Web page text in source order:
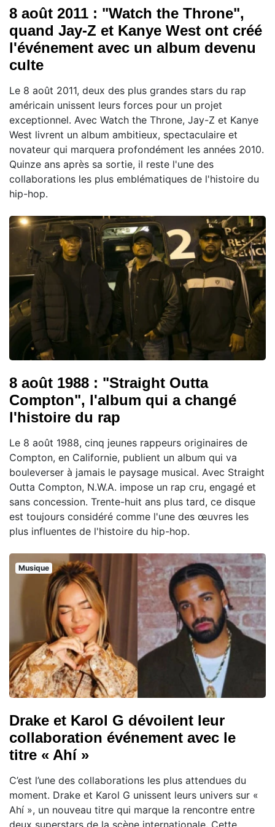
8 août 2011 : "Watch the Throne",
quand Jay-Z et Kanye West ont créé
l'événement avec un album devenu
culte
Le 8 août 2011, deux des plus grandes stars du rap
américain unissent leurs forces pour un projet
exceptionnel. Avec Watch the Throne, Jay-Z et Kanye
West livrent un album ambitieux, spectaculaire et
novateur qui marquera profondément les années 2010.
Quinze ans après sa sortie, il reste l'une des
collaborations les plus emblématiques de l'histoire du
hip-hop.
8 août 1988 : "Straight Outta
Compton", l'album qui a changé
l'histoire du rap
Le 8 août 1988, cinq jeunes rappeurs originaires de
Compton, en Californie, publient un album qui va
bouleverser à jamais le paysage musical. Avec Straight
Outta Compton, N.W.A. impose un rap cru, engagé et
sans concession. Trente-huit ans plus tard, ce disque
est toujours considéré comme l'une des œuvres les
plus influentes de l'histoire du hip-hop.
Musique
Drake et Karol G dévoilent leur
collaboration événement avec le
titre « Ahí »
C’est l’une des collaborations les plus attendues du
moment. Drake et Karol G unissent leurs univers sur «
Ahí », un nouveau titre qui marque la rencontre entre